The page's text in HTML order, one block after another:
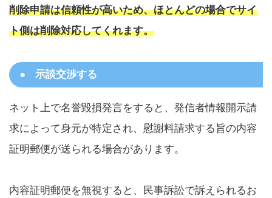
削除申請は信頼性が高いため、ほとんどの場合でサイ
ト側は削除対応してくれます。
示談交渉する
ネット上で名誉毀損発言をすると、発信者情報開示請
求によって身元が特定され、慰謝料請求する旨の内容
証明郵便が送られる場合があります。
内容証明郵便を無視すると、民事訴訟で訴えられるお